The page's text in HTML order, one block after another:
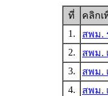
ที่ คลิกเ
1.
สพม.
2.
สพม.
3.
สพม.
4.
สพม.